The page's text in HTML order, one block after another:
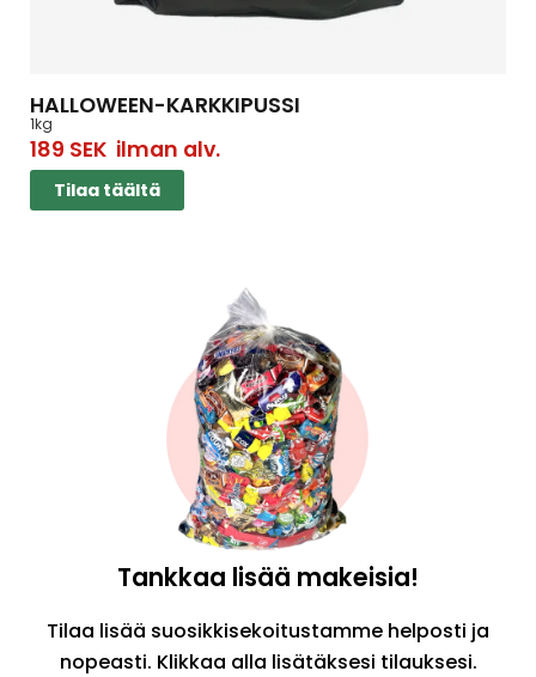
HALLOWEEN-KARKKIPUSSI
1kg
189 SEKilman alv.
Tilaa täältä
Tankkaa lisää makeisia!
Tilaa lisää suosikkisekoitustamme helposti ja
nopeasti. Klikkaa alla lisätäksesi tilauksesi.